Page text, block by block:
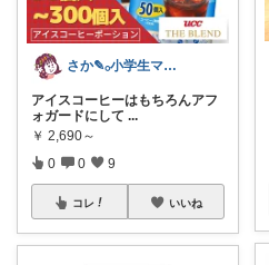
さか‎✎𓂂小学生ママを救う便利グッズ
アイスコーヒーはもちろんアフ
ォガードにして ...
￥ 2,690～
0 0 9
コレ いいね